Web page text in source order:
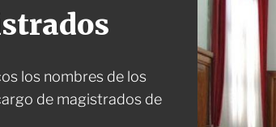
los nombres de los
de magistrados de